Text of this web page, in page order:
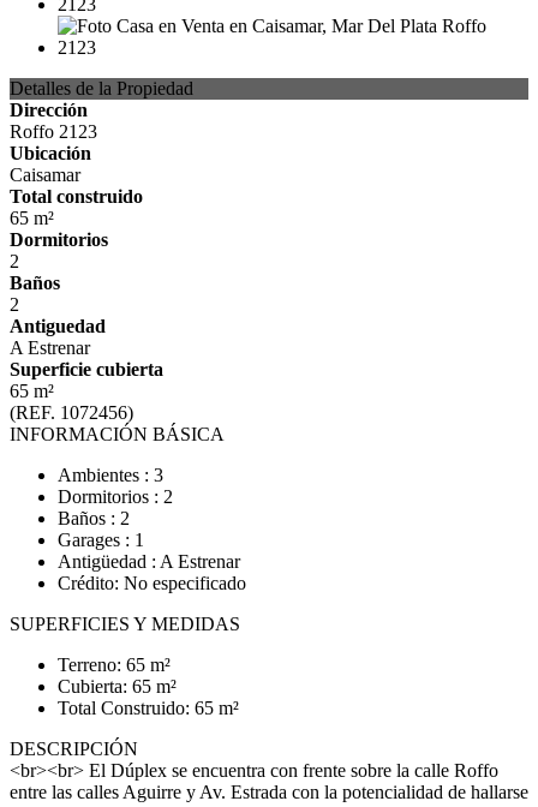
Detalles de la Propiedad
Dirección
Roffo 2123
Ubicación
Caisamar
Total construido
65 m²
Dormitorios
2
Baños
2
Antiguedad
A Estrenar
Superficie cubierta
65 m²
(REF. 1072456)
INFORMACIÓN BÁSICA
Ambientes : 3
Dormitorios : 2
Baños : 2
Garages : 1
Antigüedad : A Estrenar
Crédito: No especificado
SUPERFICIES Y MEDIDAS
Terreno: 65 m²
Cubierta: 65 m²
Total Construido: 65 m²
DESCRIPCIÓN
<br><br> El Dúplex se encuentra con frente sobre la calle Roffo
entre las calles Aguirre y Av. Estrada con la potencialidad de hallarse